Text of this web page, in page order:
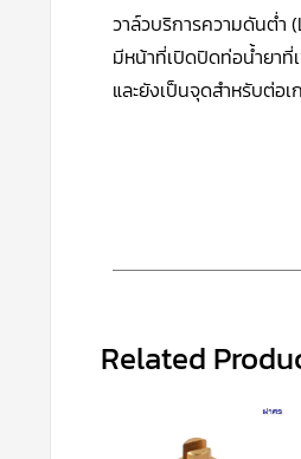
วาล์วบริการความดันต่ำ
มีหน้าที่เปิดปิดท่อน้ำยาที่
และยังเป็นจุดสำหรับต่อ
Related